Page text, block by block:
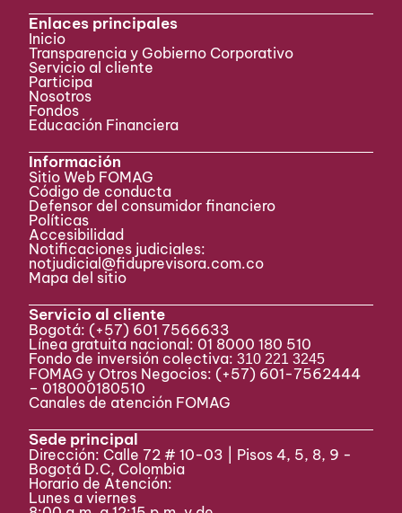
Enlaces principales
Inicio
Transparencia y Gobierno Corporativo
Servicio al cliente
Participa ​
Nosotros
Fondos
Educación Financiera
Información
Sitio Web FOMAG
Código de conducta
Defensor del consumidor financiero
Políticas
Accesibilidad
Notificaciones judiciales:
notjudicial@fiduprevisora.com.co
Mapa del sitio
Servicio al cliente
Bogotá: (+57) 601 7566633
Línea gratuita nacional: 01 8000 180 510
Fondo de inversión colectiva:310 221 3245
FOMAG y Otros Negocios: (+57) 601-7562444
– 018000180510
Canales de atención FOMAG
Sede principal
Dirección: Calle 72 # 10-03 | Pisos 4, 5, 8, 9 -
Bogotá D.C, Colombia
Horario de Atención:
Lunes a viernes